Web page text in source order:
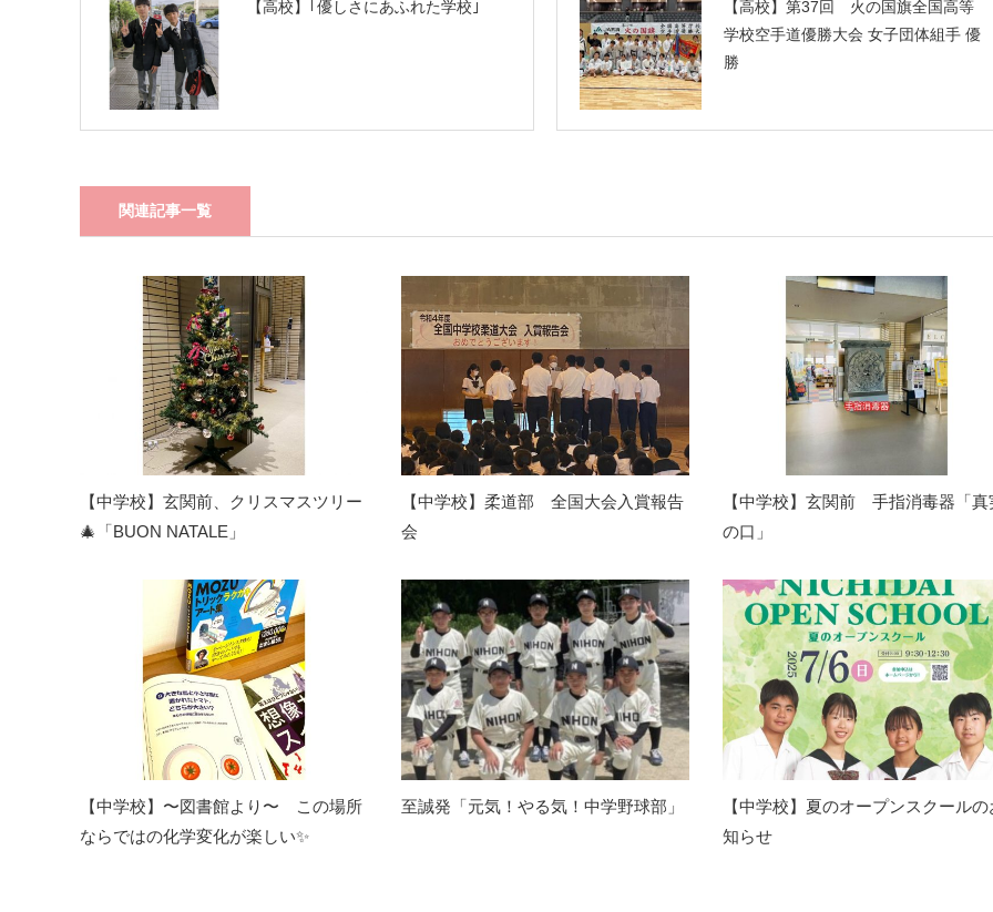
【高校】｢優しさにあふれた学校｣
【高校】第37回 火の国旗全国高等
学校空手道優勝大会 女子団体組手 優
勝
関連記事一覧
【中学校】玄関前、クリスマスツリー
🎄「BUON NATALE」
【中学校】柔道部 全国大会入賞報告
会
【中学校】玄関前 手指消毒器「真
の口」
【中学校】〜図書館より〜 この場所
ならではの化学変化が楽しい✨
至誠発「元気！やる気！中学野球部」
【中学校】夏のオープンスクールの
知らせ